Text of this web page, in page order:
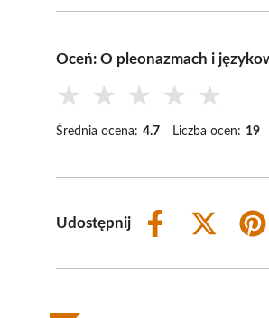
Oceń: O pleonazmach i
★ ★ ★ ★ ★
Średnia ocena: 4.7 Liczba ocen: 19
Udostępnij
Share
Share
(Twitter)